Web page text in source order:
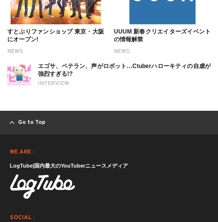
NEWS
すとぷりファンショップ 東京・大阪
にオープン!
NEWS
UUUM 新春クリエイターズイベント
の情報解禁
INTERVIEW
エゴサ、ベテラン、声がロボット…Ctuberハローキティの自虐が
強烈すぎる!?
Go to Top
WE ARE :
LogTube|国内最大のYouTuberニュースメディア
SOCIAL :